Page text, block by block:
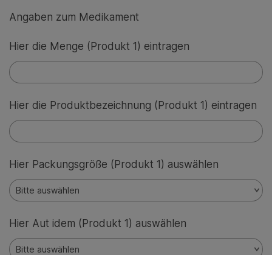
Angaben zum Medikament
Hier die Menge (Produkt 1) eintragen
Hier die Produktbezeichnung (Produkt 1) eintragen
Hier Packungsgröße (Produkt 1) auswählen
Hier Aut idem (Produkt 1) auswählen